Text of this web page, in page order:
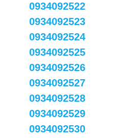
0934092522
0934092523
0934092524
0934092525
0934092526
0934092527
0934092528
0934092529
0934092530